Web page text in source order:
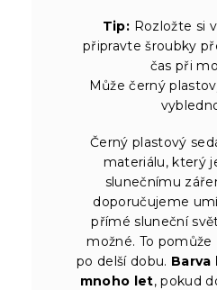
Tip: Rozložte si
připravte šroubky
čas při
Může černý
Černý plastový
materiálu, který
slunečnímu
doporučujeme
přímé sluneční
možné. To pomůže
po delší dobu. Barva
mnoho let, pokud